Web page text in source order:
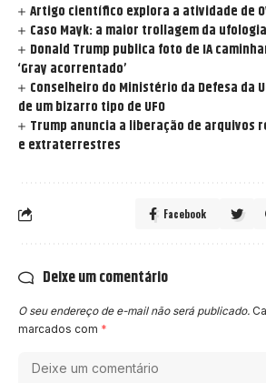
Artigo científico explora a atividade de
Caso Mayk: a maior trollagem da
Donald Trump publica foto de IA
‘Gray acorrentado’
Conselheiro do Ministério da Defesa da
de um bizarro tipo de UFO
Trump anuncia a liberação de arquivos
e extraterrestres
Facebook
Deixe um comentário
O seu endereço de e-mail não será publicado.
marcados com *